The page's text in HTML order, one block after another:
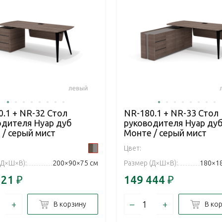
+ NR-32 Стол
Нуар дуб
серый мист
200×90×75 см
₽
+ В корзину
NR-180.1 + NR-33 Стол
руководителя Нуар
Монте / серый мист
Цвет:
Размер (Д×Ш×В):
149 444 ₽
– + В